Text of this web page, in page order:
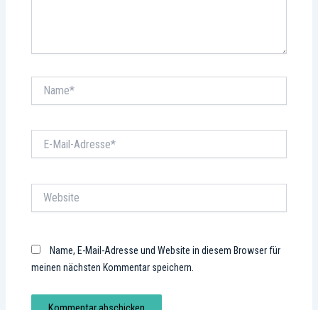
Mail-
Name, E-Mail-Adresse und Website in diesem Browser für
meinen nächsten Kommentar speichern.